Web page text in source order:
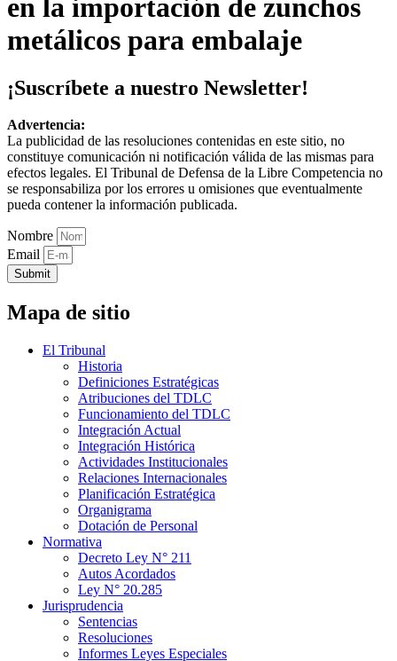
en la importación de zunchos
metálicos para embalaje
¡Suscríbete a nuestro Newsletter!
Advertencia:
La publicidad de las resoluciones contenidas en este sitio, no
constituye comunicación ni notificación válida de las mismas para
efectos legales. El Tribunal de Defensa de la Libre Competencia no
se responsabiliza por los errores u omisiones que eventualmente
pueda contener la información publicada.
Nombre
Email
Submit
Mapa de sitio
El Tribunal
Historia
Definiciones Estratégicas
Atribuciones del TDLC
Funcionamiento del TDLC
Integración Actual
Integración Histórica
Actividades Institucionales
Relaciones Internacionales
Planificación Estratégica
Organigrama
Dotación de Personal
Normativa
Decreto Ley N° 211
Autos Acordados
Ley N° 20.285
Jurisprudencia
Sentencias
Resoluciones
Informes Leyes Especiales